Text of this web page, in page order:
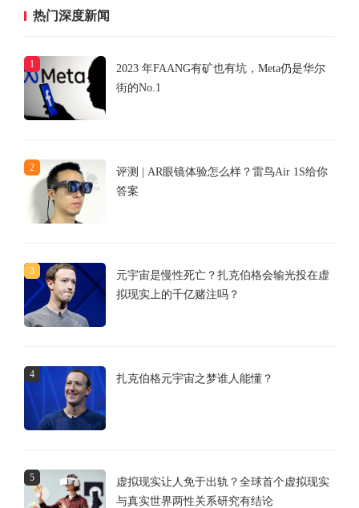
热门深度新闻
1
2023 年FAANG有矿也有坑，Meta仍是华尔
街的No.1
2
评测 | AR眼镜体验怎么样？雷鸟Air 1S给你
答案
3
元宇宙是慢性死亡？扎克伯格会输光投在虚
拟现实上的千亿赌注吗？
4 扎克伯格元宇宙之梦谁人能懂？
5
虚拟现实让人免于出轨？全球首个虚拟现实
与真实世界两性关系研究有结论